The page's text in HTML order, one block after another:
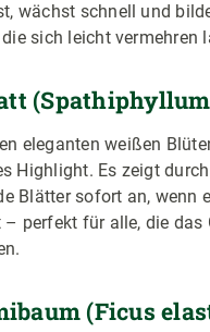
wächst schnell und
die sich leicht vermehren
eleganten weißen
Highlight. Es zeigt
Blätter sofort an, wenn
– perfekt für alle, die das
(Ficus